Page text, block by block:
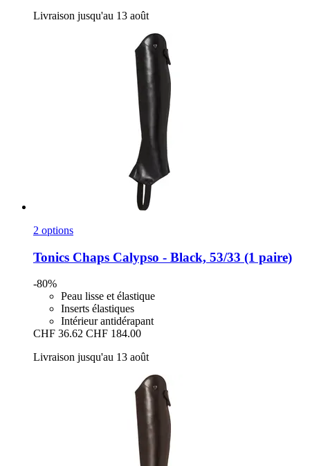
Livraison jusqu'au 13 août
2 options
Tonics Chaps Calypso -​ Black, 53/33 (1 paire)
-80%
Peau lisse et élastique
Inserts élastiques
Intérieur antidérapant
CHF 36.62 CHF 184.00
Livraison jusqu'au 13 août